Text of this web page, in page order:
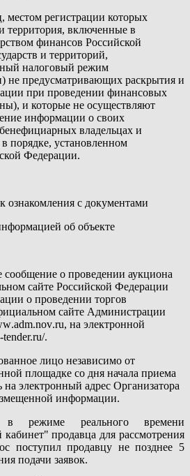
местом регистрации которых
территория, включенные в
финансов Российской
и территорий,
налоговый режим
не предусматривающих раскрытия и
при проведении финансовых
и которые не осуществляют
информации о своих
владельцах и
порядке, установленном
Федерации.
ознакомления с документами
об объекте
о проведении аукциона
сайте Российской Федерации
о проведении торгов
сайте Администрации
.adm.nov.ru, на электронной
.
лицо независимо от
площадке со дня начала приема
на электронный адрес Организатора
информации.
в режиме реального времени
продавца для рассмотрения
поступил продавцу не позднее 5
подачи заявок.